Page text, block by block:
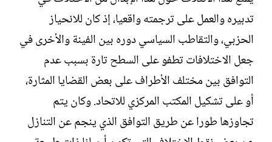
تدبيره والعمل على ترجمته واقعيا، إذ كان للانحياز
الحزبي، والتقاطب السياسي دوره بين الفينة والأخرى في
جعل الاختلافات تطفو على السطح تارة بسبب عدم
التوافق بين مختلف الأطراف على بعض القضايا المثارة،
أو على تشكيل المكتب المركزي للاتحاد. وكان يتم
تجاوزها طورا عن طريق التوافق الذي ينجم عن التنازل